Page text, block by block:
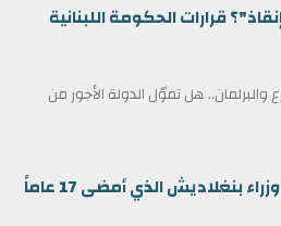
قرارات الحكومة اللبنانية
هل تموّل الدولة الأجور من
من هو طارق رحمن رئيس وزراء بنغلاديش الذي أمضى 17 عاماً